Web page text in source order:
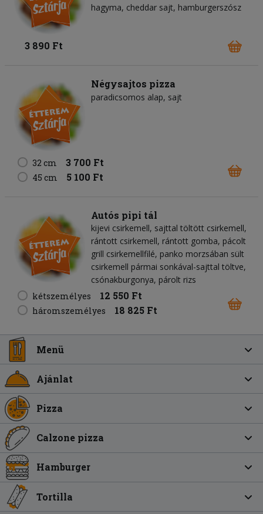
hagyma cheddar sajt hamburgerszósz
3 890 Ft
Négysajtos pizza
paradicsomos alap sajt
32 cm 3 700 Ft
45 cm 5 100 Ft
Autós pipi tál
kijevi csirkemell, sajttal töltött csirkemell,
rántott csirkemell, rántott gomba, pácolt
grill csirkemellfilé, panko morzsában sült
csirkemell pármai sonkával-sajttal töltve,
csónakburgonya, párolt rizs
kétszemélyes
12 550 Ft
háromszemélyes 18 825 Ft
Menü
Ajánlat
Pizza
Calzone pizza
Hamburger
Tortilla